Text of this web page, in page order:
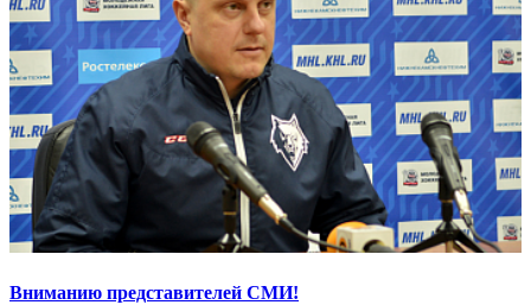
Вниманию представителей СМИ!